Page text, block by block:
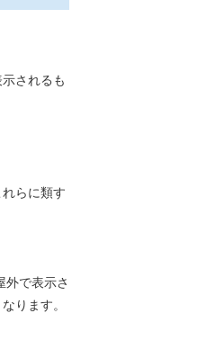
されるも
らに類す
外で表示さ
ります。